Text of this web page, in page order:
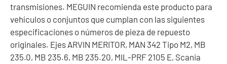
transmisiones. MEGUIN recomienda este producto para
vehículos o conjuntos que cumplan con las siguientes
especificaciones o números de pieza de repuesto
originales. Ejes ARVIN MERITOR, MAN 342 Tipo M2, MB
235.0, MB 235.6, MB 235.20, MIL-PRF 2105 E, Scania